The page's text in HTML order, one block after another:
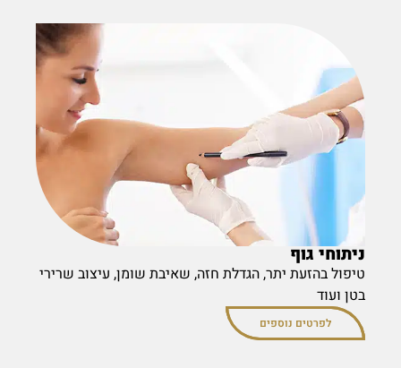
ניתוחי גוף
טיפול בהזעת יתר, הגדלת חזה, שאיבת שומן, עיצוב שרירי
בטן ועוד
לפרטים נוספים